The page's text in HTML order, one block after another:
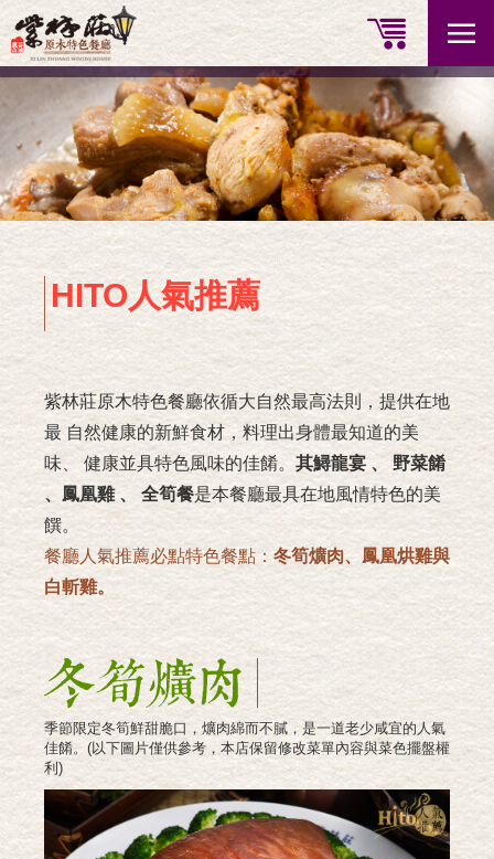
HITO人氣推薦
紫林莊原木特色餐廳依循大自然最高法則，提供在地
最 自然健康的新鮮食材，料理出身體最知道的美
味、
健康並具特色風味的佳餚。 其鱘龍宴 、 野菜餚
、鳳凰雞 、
全筍餐是本餐廳最具在地風情特色的美
饌。
餐廳人氣推薦必點特色餐點： 冬筍爌肉、鳳凰烘雞與
白斬雞。
季節限定冬筍鮮甜脆口，爌肉綿而不膩，是一道老少咸宜的人氣
佳餚。(以下圖片僅供參考，本店保留修改菜單內容與菜色擺盤權
利)
120天慢活熟成鳳凰雞隻。只加了鹽巴和水以大火烘炙快煮，待
收乾水分並釋出雞肉天然油脂而成的鳳凰烘雞，保留了雞肉Q、
彈、鮮、美的原始風味，讓吃的人體現食物最初的美好與心中的
感動。
120天慢活熟成鳳凰雞隻。只需簡單烹煮即能呈現出雞肉最新鮮
的口感風味，每一口都能吃得到紮實Q彈與鮮甜的自然美味！